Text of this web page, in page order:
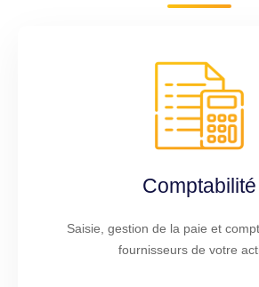
Comptabilité
Saisie, gestion de la paie et
fournisseurs de votre